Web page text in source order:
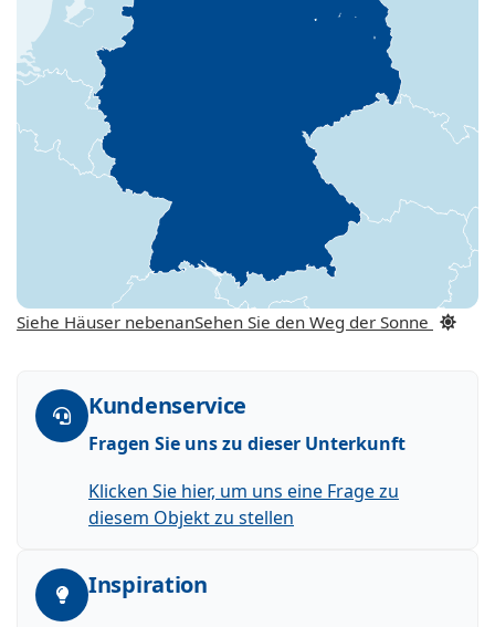
Siehe Häuser nebenanSehen Sie den Weg der Sonne
Kundenservice
Fragen Sie uns zu dieser Unterkunft
Klicken Sie hier, um uns eine Frage zu
diesem Objekt zu stellen
Inspiration